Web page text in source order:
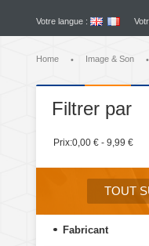
Votre langue :
Home • Image & Son •
Filtrer par
Prix:0,00 € - 9,99 €
TOUT
Fabricant